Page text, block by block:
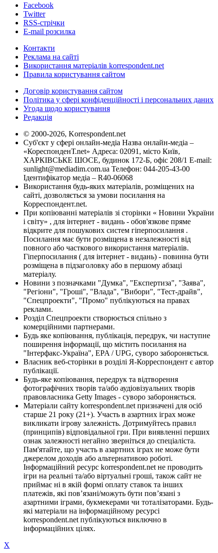
Facebook
Twitter
RSS-стрічки
E-mail розсилка
Контакти
Реклама на сайті
Використання матеріалів korrespondent.net
Правила користування сайтом
Договір користування сайтом
Політика у сфері конфіденційності і персональних даних
Угода щодо користування
Редакція
© 2000-2026, Korrespondent.net
Суб'єкт у сфері онлайн-медіа Назва онлайн-медіа –
«КореспонденТ.net» Адреса: 02091, місто Київ,
ХАРКІВСЬКЕ ШОСЕ, будинок 172-Б, офіс 208/1 E-mail:
sunlight@mediadim.com.ua Телефон: 044-205-43-00
Ідентифікатор медіа – R40-06068
Використання будь-яких матеріалів, розміщених на
сайті, дозволяється за умови посилання на
Корреспондент.net.
При копіюванні матеріалів зі сторінки « Новини України
і світу» , для інтернет - видань - обов'язкове пряме
відкрите для пошукових систем гіперпосилання .
Посилання має бути розміщена в незалежності від
повного або часткового використання матеріалів.
Гіперпосилання ( для інтернет - видань) - повинна бути
розміщена в підзаголовку або в першому абзаці
матеріалу.
Новини з позначками "Думка", "Експертиза", "Заява",
"Регіони", "Гроші", "Влада", "Вибори", "Тест-драйв",
"Спецпроекти", "Промо" публікуються на правах
реклами.
Розділ Спецпроекти створюється спільно з
комерційними партнерами.
Будь яке копіювання, публікація, передрук, чи наступне
поширення інформації, що містить посилання на
"Інтерфакс-Україна", EPA / UPG, суворо забороняється.
Власник веб-сторінки в розділі Я-Корреспондент є автор
публікації.
Будь-яке копіювання, передрук та відтворення
фотографічних творів та/або аудіовізуальних творів
правовласника Getty Images - суворо забороняється.
Матеріали сайту korrespondent.net призначені для осіб
старше 21 року (21+). Участь в азартних іграх може
викликати ігрову залежність. Дотримуйтесь правил
(принципів) відповідальної гри. При виявленні перших
ознак залежності негайно зверніться до спеціаліста.
Пам'ятайте, що участь в азартних іграх не може бути
джерелом доходів або альтернативою роботі.
Інформаційний ресурс korrespondent.net не проводить
ігри на реальні та/або віртуальні гроші, також сайт не
приймає ні в якій формі оплату ставок та інших
платежів, які пов’язані/можуть бути пов’язані з
азартними іграми, букмекерами чи тоталізаторами. Будь-
які матеріали на інформаційному ресурсі
korrespondent.net публікуються виключно в
інформаційних цілях.
X